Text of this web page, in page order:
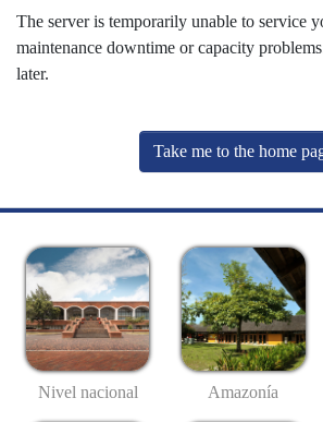
The server is temporarily unable to service
maintenance downtime or capacity
later.
Take me to the home
Nivel nacional Amazonía